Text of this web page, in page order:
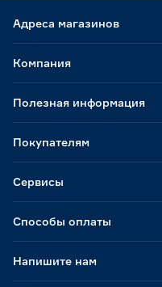
Адреса магазинов
Способы оплаты
Компания
Полезная информация
Покупателям
Сервисы
Напишите нам